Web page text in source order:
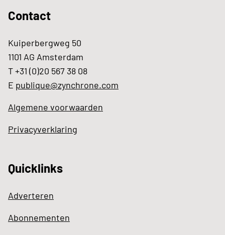
Contact
Kuiperbergweg 50
1101 AG Amsterdam
T +31 (0)20 567 38 08
E publique@zynchrone.com
Algemene voorwaarden
Privacyverklaring
Quicklinks
Adverteren
Abonnementen